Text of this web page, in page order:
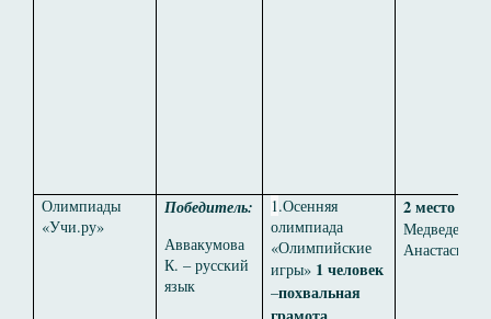
Олимпиады
«Учи.ру»
Победитель:
Аввакумова
К. – русский
язык
1.Осенняя
олимпиада
«Олимпийские
игры» 1 человек
–похвальная
2 место
Медведева
Анастасия